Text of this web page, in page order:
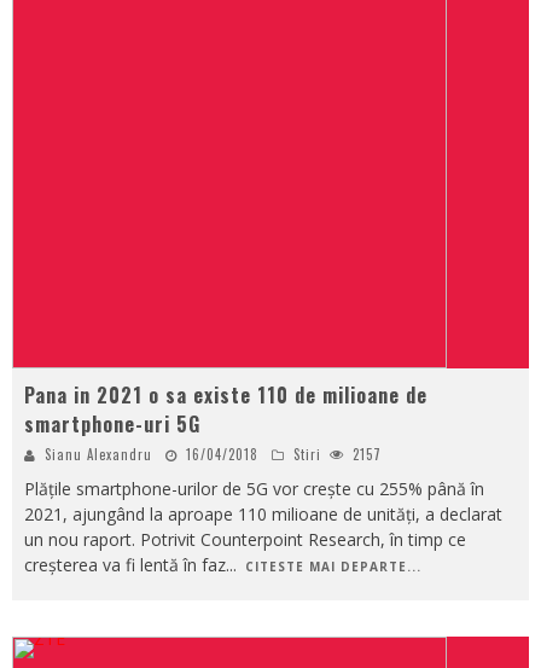
Pana in 2021 o sa existe 110 de milioane de
smartphone-uri 5G
Sianu Alexandru 16/04/2018 Stiri 2157
Plățile smartphone-urilor de 5G vor crește cu 255% până în
2021, ajungând la aproape 110 milioane de unități, a declarat
un nou raport. Potrivit Counterpoint Research, în timp ce
creșterea va fi lentă în faz... CITESTE MAI DEPARTE...